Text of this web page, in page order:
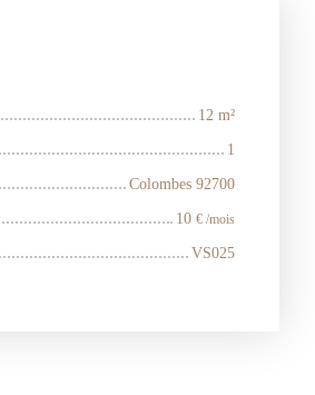
12 m²
1
Colombes 92700
10 € /mois
VS025